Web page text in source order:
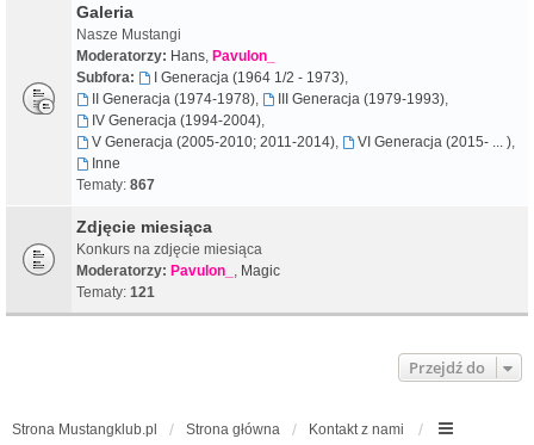
Galeria
Nasze Mustangi
Moderatorzy: Hans, Pavulon_
Subfora:
I Generacja (1964 1/2 - 1973),
II Generacja (1974-1978), III Generacja (1979-1993),
IV Generacja (1994-2004),
V Generacja (2005-2010; 2011-2014), VI Generacja (2015- ... ),
Inne
Tematy: 867
Zdjęcie miesiąca
Konkurs na zdjęcie miesiąca
Moderatorzy: Pavulon_ , Magic
Tematy: 121
Przejdź do
Strona Mustangklub.pl Strona główna Kontakt z nami